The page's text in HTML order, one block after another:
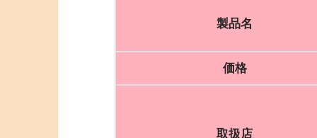
製品名
価格
取扱店